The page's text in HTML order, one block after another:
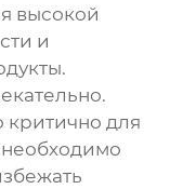
высокой
и
критично для